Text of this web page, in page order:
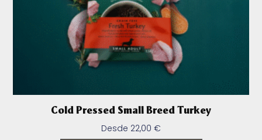
Cold Pressed Small Breed Turkey
Desde 22,00 €